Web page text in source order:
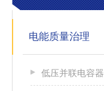
电能质量治理
低压并联电容器